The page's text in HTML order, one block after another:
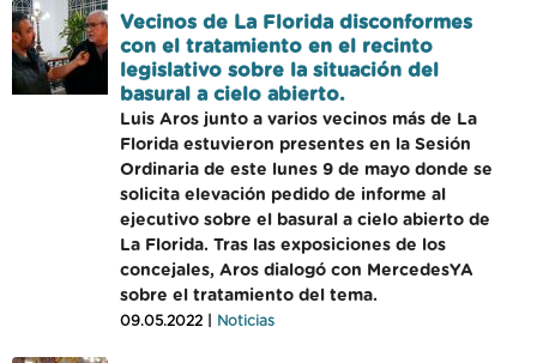
Vecinos de La Florida disconformes
con el tratamiento en el recinto
legislativo sobre la situación del
basural a cielo abierto.
Luis Aros junto a varios vecinos más de La
Florida estuvieron presentes en la Sesión
Ordinaria de este lunes 9 de mayo donde se
solicita elevación pedido de informe al
ejecutivo sobre el basural a cielo abierto de
La Florida. Tras las exposiciones de los
concejales, Aros dialogó con MercedesYA
sobre el tratamiento del tema.
09.05.2022 | Noticias